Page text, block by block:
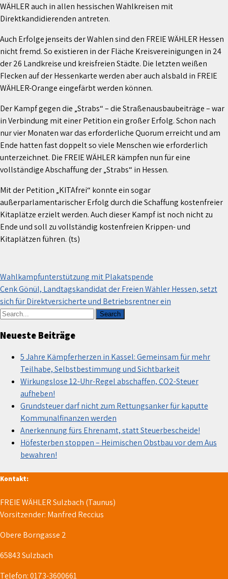
WÄHLER auch in allen hessischen Wahlkreisen mit
Direktkandidierenden antreten.
Auch Erfolge jenseits der Wahlen sind den FREIE WÄHLER Hessen
nicht fremd. So existieren in der Fläche Kreisvereinigungen in 24
der 26 Landkreise und kreisfreien Städte. Die letzten weißen
Flecken auf der Hessenkarte werden aber auch alsbald in FREIE
WÄHLER-Orange eingefärbt werden können.
Der Kampf gegen die „Strabs“ – die Straßenausbaubeiträge – war
in Verbindung mit einer Petition ein großer Erfolg. Schon nach
nur vier Monaten war das erforderliche Quorum erreicht und am
Ende hatten fast doppelt so viele Menschen wie erforderlich
unterzeichnet. Die FREIE WÄHLER kämpfen nun für eine
vollständige Abschaffung der „Strabs“ in Hessen.
Mit der Petition „KITAfrei“ konnte ein sogar
außerparlamentarischer Erfolg durch die Schaffung kostenfreier
Kitaplätze erzielt werden. Auch dieser Kampf ist noch nicht zu
Ende und soll zu vollständig kostenfreien Krippen- und
Kitaplätzen führen. (ts)
Beitragsnavigation
Wahlkampfunterstützung mit Plakatspende
Cenk Gönül, Landtagskandidat der Freien Wähler Hessen, setzt
sich für Direktversicherte und Betriebsrentner ein
Neueste Beiträge
5 Jahre Kämpferherzen in Kassel: Gemeinsam für mehr
Teilhabe, Selbstbestimmung und Sichtbarkeit
Wirkungslose 12-Uhr-Regel abschaffen, CO2-Steuer
aufheben!
Grundsteuer darf nicht zum Rettungsanker für kaputte
Kommunalfinanzen werden
Anerkennung fürs Ehrenamt, statt Steuerbescheide!
Höfesterben stoppen – Heimischen Obstbau vor dem Aus
bewahren!
Kontakt:
FREIE WÄHLER Sulzbach (Taunus)
Vorsitzender: Manfred Reccius
Obere Borngasse 2
65843 Sulzbach
Telefon: 0173-3600661